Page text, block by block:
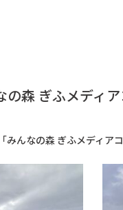
の森 ぎふメディ
んなの森 ぎふメディア